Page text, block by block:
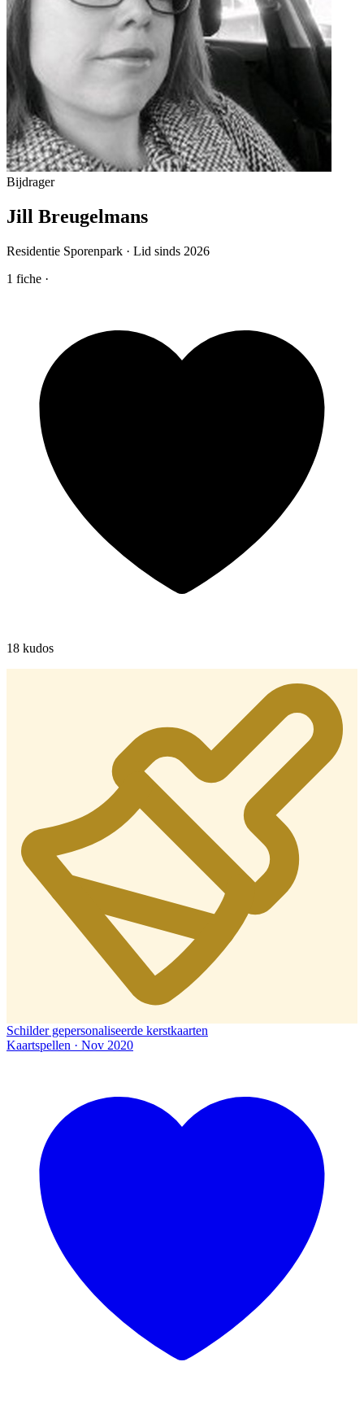
Bijdrager
Jill Breugelmans
Residentie Sporenpark · Lid sinds 2026
1 fiche ·
18 kudos
Schilder gepersonaliseerde kerstkaarten
Kaartspellen · Nov 2020